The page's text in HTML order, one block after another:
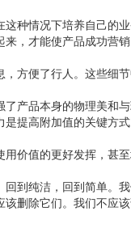
种情况下培养自己的
，才能使产品成功营销
方便了行人。这些细
产品本身的物理美和
提高附加值的关键方式
价值的更好发挥，甚
到纯洁，回到简单。
删除它们。我们不应